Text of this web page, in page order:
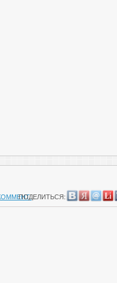
ПОДЕЛИТЬСЯ: